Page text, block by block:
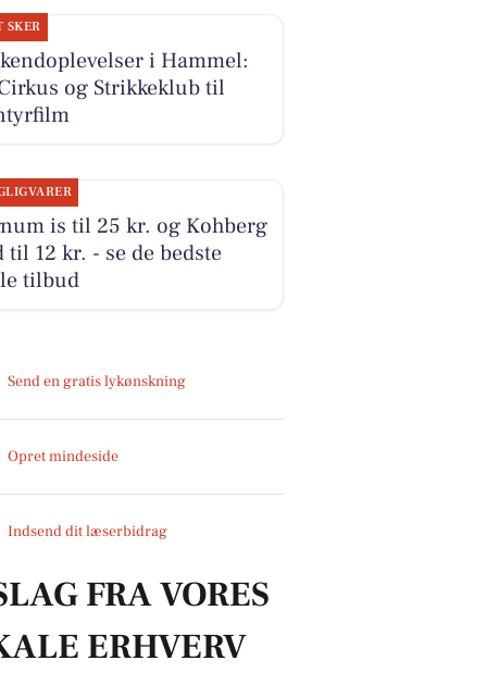
SKER
i Hammel:
og Strikkeklub til
is til 25 kr. og Kohberg
til 12 kr. - se de bedste
tilbud
Send en gratis lykønskning
Opret mindeside
Indsend dit læserbidrag
FRA VORES
ERHVERV